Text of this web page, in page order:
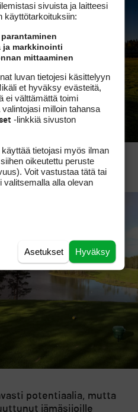
potentiaalia, mutta
jämäsijoille
sivuista ja laitteesi
käyttötarkoituksiin:
ja markkinointi
mittaaminen
luvan tietojesi käsittelyyn
et hyväksy evästeitä,
ei välttämättä toimi
milloin tahansa
-linkkiä sivuston
tietojasi myös ilman
oikeutettu peruste
Voit vastustaa tätä tai
alla olevan
Hyväksy
Asetukset